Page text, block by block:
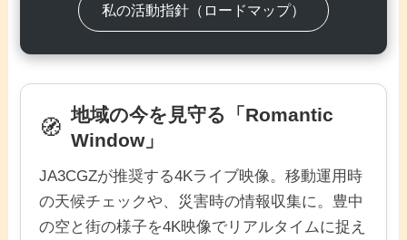
私の活動指針（ロードマップ）
🧭 地域の今を見守る「Romantic
Window」
JA3CGZが推奨する4Kライブ映像。移動運用時
の天候チェックや、災害時の情報収集に。豊中
の空と街の様子を4K映像でリアルタイムに捉え